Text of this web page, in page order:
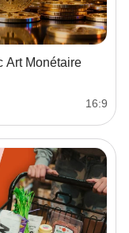
Art Monétaire
16:9